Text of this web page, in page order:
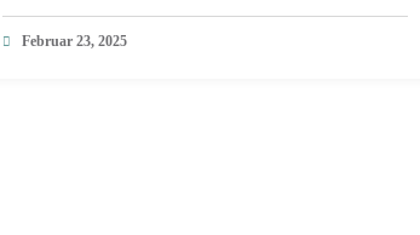
Februar 23, 2025